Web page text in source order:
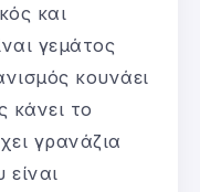
και
γεμάτος
κουνάει
κάνει το
γρανάζια